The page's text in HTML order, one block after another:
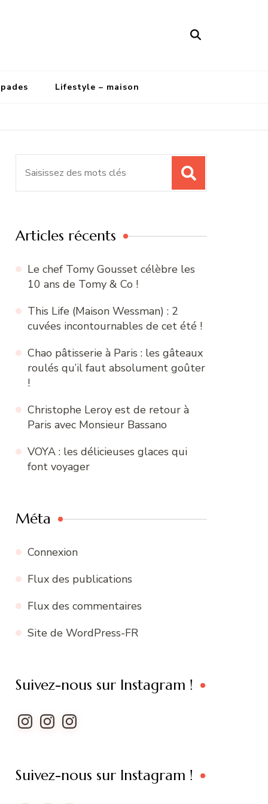
Lifestyle – maison
Articles récents
Le chef Tomy Gousset célèbre les
10 ans de Tomy & Co !
This Life (Maison Wessman) : 2
cuvées incontournables de cet été !
Chao pâtisserie à Paris : les gâteaux
roulés qu’il faut absolument goûter
!
Christophe Leroy est de retour à
Paris avec Monsieur Bassano
VOYA : les délicieuses glaces qui
font voyager
Méta
Connexion
Flux des publications
Flux des commentaires
Site de WordPress-FR
Suivez-nous sur Instagram !
Instagram
InstagramInstagram
Suivez-nous sur Instagram !